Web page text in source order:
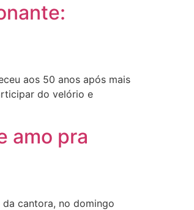
aos 50 anos após mais
do velório e
amo pra
da cantora, no domingo